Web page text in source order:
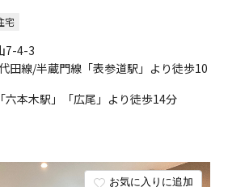
お気に入りに追加
宅
7-4-3
田線/半蔵門線「表参道駅」より徒歩10
六本木駅」「広尾」より徒歩14分